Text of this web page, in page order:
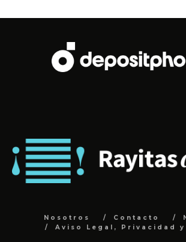
Nosotros Contacto
Aviso Legal, Privacidad y